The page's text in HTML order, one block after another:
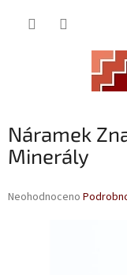
Náramek
Minerály
Průměrné
Neohodnoceno